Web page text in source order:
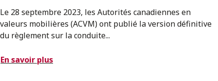
Le 28 septembre 2023, les Autorités canadiennes en
valeurs mobilières (ACVM) ont publié la version définitive
du règlement sur la conduite...
En savoir plus